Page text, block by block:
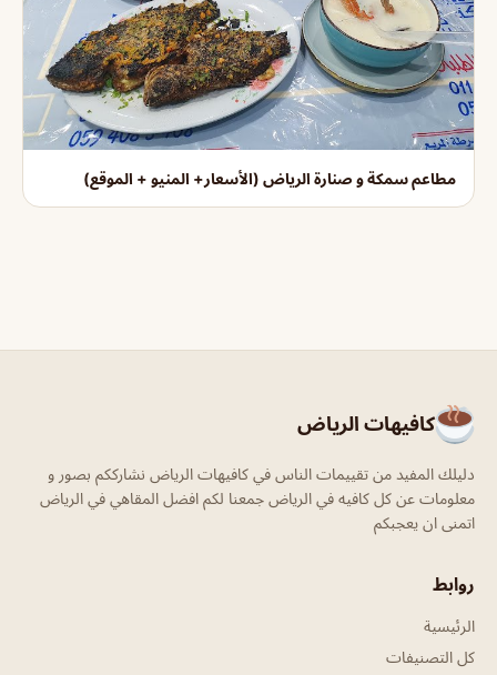
مطاعم سمكة و صنارة الرياض (الأسعار+ المنيو + الموقع)
كافيهات الرياض
دليلك المفيد من تقييمات الناس في كافيهات الرياض نشارككم بصور و
معلومات عن كل كافيه في الرياض جمعنا لكم افضل المقاهي في الرياض
اتمنى ان يعجبكم
روابط
الرئيسية
كل التصنيفات